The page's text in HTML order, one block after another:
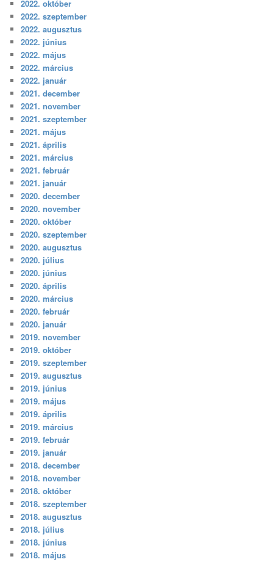
2022. október
2022. szeptember
2022. augusztus
2022. június
2022. május
2022. március
2022. január
2021. december
2021. november
2021. szeptember
2021. május
2021. április
2021. március
2021. február
2021. január
2020. december
2020. november
2020. október
2020. szeptember
2020. augusztus
2020. július
2020. június
2020. április
2020. március
2020. február
2020. január
2019. november
2019. október
2019. szeptember
2019. augusztus
2019. június
2019. május
2019. április
2019. március
2019. február
2019. január
2018. december
2018. november
2018. október
2018. szeptember
2018. augusztus
2018. július
2018. június
2018. május